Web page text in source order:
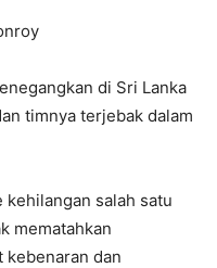
di Sri Lanka
timnya terjebak dalam
kehilangan salah satu
mematahkan
kebenaran dan